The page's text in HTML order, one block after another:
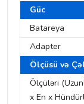
Güc
Batareya
Adapter
Ölçüsü və
Ölçüləri
x En x